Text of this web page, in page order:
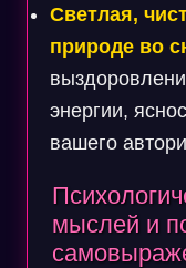
Светлая,
природе во
энергии,
вашего
мыслей и